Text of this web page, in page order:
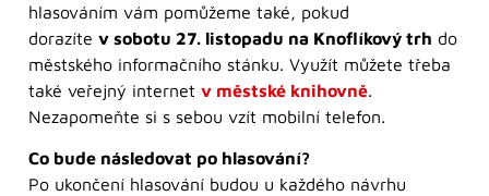
hlasováním vám pomůžeme také, pokud
dorazíte v sobotu 27. listopadu na Knoflíkový trh do
městského informačního stánku. Využít můžete třeba
také veřejný internet v městské knihovně.
Nezapomeňte si s sebou vzít mobilní telefon.
Co bude následovat po hlasování?
Po ukončení hlasování budou u každého návrhu